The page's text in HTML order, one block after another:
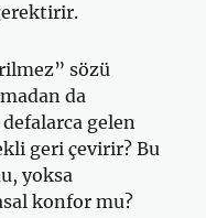
sözü
da
gelen
geri çevirir? Bu
yoksa
konfor mu?